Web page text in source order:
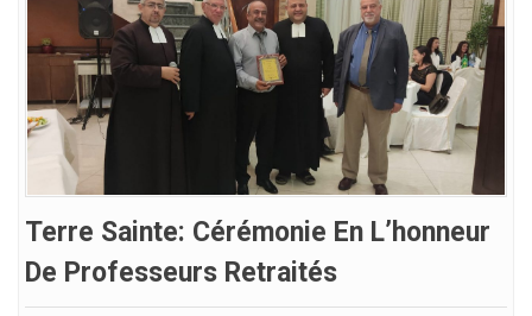
Terre Sainte: Cérémonie En L’honneur
De Professeurs Retraités